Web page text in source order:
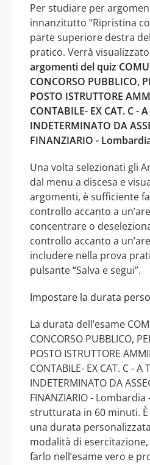
Per studiare per
innanzitutto “Ripristina
parte superiore destra
pratico. Verrà
argomenti del quiz
CONCORSO PUBBLICO,
POSTO ISTRUTTORE
CONTABILE- EX CAT. C -
INDETERMINATO DA
FINANZIARIO -
Una volta selezionati gli
dal menu a discesa e
argomenti, è sufficiente
controllo accanto a
concentrare o
controllo accanto a
includere nella prova
pulsante “Salva e segui”.
Impostare la durata
La durata dell’esame
CONCORSO PUBBLICO,
POSTO ISTRUTTORE
CONTABILE- EX CAT. C - A
INDETERMINATO DA
FINANZIARIO -
strutturata in 60 minuti.
una durata
modalità di
farlo nell’esame vero e